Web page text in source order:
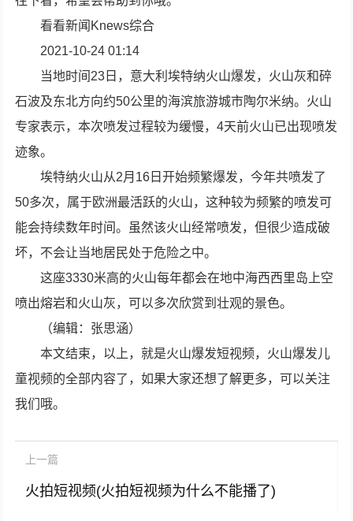
看看新闻Knews综合
2021-10-24 01:14
当地时间23日，意大利埃特纳火山爆发，火山灰和碎
石波及东北方向约50公里的海滨旅游城市陶尔米纳。火山
专家表示，本次喷发过程较为缓慢，4天前火山已出现喷发
迹象。
埃特纳火山从2月16日开始频繁爆发，今年共喷发了
50多次，属于欧洲最活跃的火山，这种较为频繁的喷发可
能会持续数年时间。虽然该火山经常喷发，但很少造成破
坏，不会让当地居民处于危险之中。
这座3330米高的火山每年都会在地中海西西里岛上空
喷出熔岩和火山灰，可以多次欣赏到壮观的景色。
（编辑：张思涵）
本文结束，以上，就是火山爆发短视频，火山爆发儿
童视频的全部内容了，如果大家还想了解更多，可以关注
我们哦。
上一篇
火拍短视频(火拍短视频为什么不能播了)